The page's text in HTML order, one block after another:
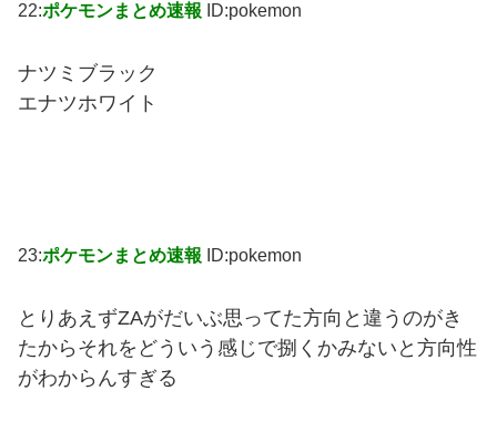
22:ポケモンまとめ速報 ID:pokemon
ナツミブラック
エナツホワイト
23:ポケモンまとめ速報 ID:pokemon
とりあえずZAがだいぶ思ってた方向と違うのがき
たからそれをどういう感じで捌くかみないと方向性
がわからんすぎる